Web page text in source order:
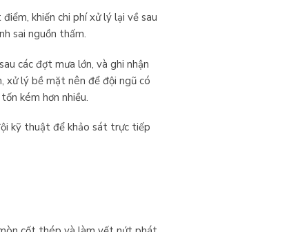
khiến chi phí xử lý lại về sau
sai nguồn thấm.
các đợt mưa lớn, và ghi nhận
xử lý bề mặt nên để đội ngũ có
kém hơn nhiều.
kỹ thuật để khảo sát trực tiếp